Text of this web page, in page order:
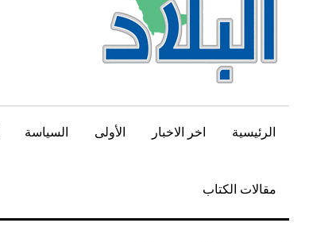
الرئيسية اخر الاخبار الأولى السياسة
مقالات الكتاب